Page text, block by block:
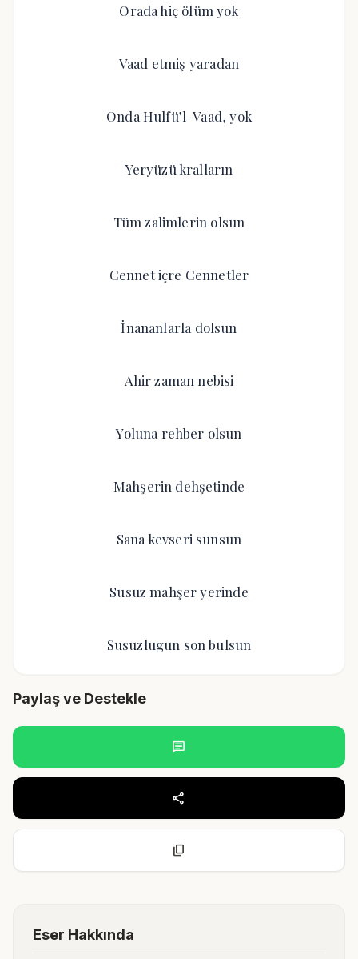
Orada hiç ölüm yok
Vaad etmiş yaradan
Onda Hulfü’l-Vaad, yok
Yeryüzü kralların
Tüm zalimlerin olsun
Cennet içre Cennetler
İnananlarla dolsun
Ahir zaman nebisi
Yoluna rehber olsun
Mahşerin dehşetinde
Sana kevseri sunsun
Susuz mahşer yerinde
Susuzlugun son bulsun
Paylaş ve Destekle
chat
share
content_copy
Eser Hakkında